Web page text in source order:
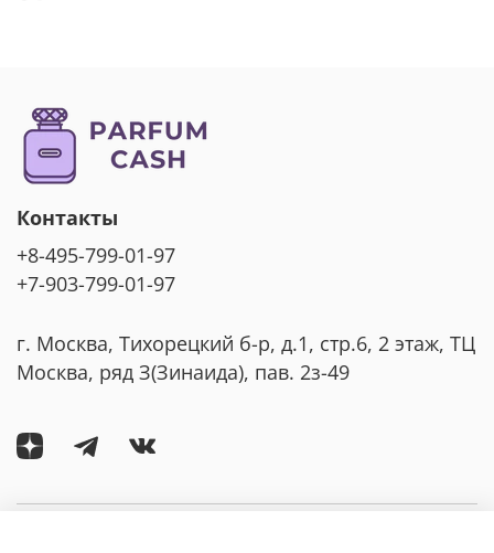
Контакты
+8-495-799-01-97
+7-903-799-01-97
г. Москва, Тихорецкий б-р, д.1, стр.6, 2 этаж, ТЦ
Москва, ряд З(Зинаида), пав. 2з-49